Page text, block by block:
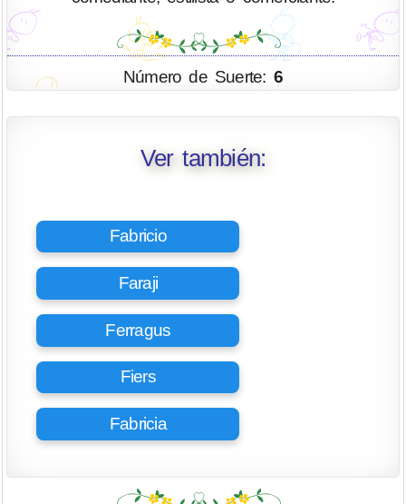
Número de Suerte: 6
Ver también:
Fabricio
Faraji
Ferragus
Fiers
Fabricia